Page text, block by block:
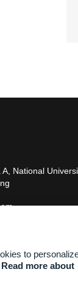
National
to
Read more about